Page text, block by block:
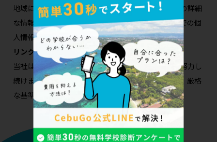
地域における個人情報の保護に関する制度についての詳細
な情報が提供されています。これらの情報は、外国での個
人情報の保護に関心のある方々に役立つ資源です。
リンク:
個人情報の保護に関する制度等の調査
当社は、お客様の個人情報が適切に保護されるよう努力し
続けます。外国にある第三者への個人情報の提供は、厳格
な基準とプロトコルに従って行われます。